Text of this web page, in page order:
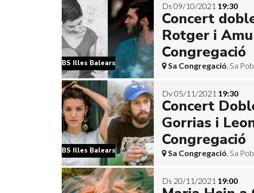
BS Illes Balears
Ds 09/10/2021 19:30
Concert
Rotger i
Congregació
Sa Congregació , Sa
BS Illes Balears
Dv 05/11/2021 19:30
Concert
Gorrias i
Congregació
Sa Congregació , Sa
Ds 20/11/2021 19:00